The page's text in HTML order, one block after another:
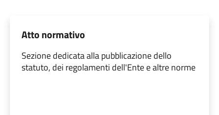
Atto normativo
Sezione dedicata alla pubblicazione dello
statuto, dei regolamenti dell'Ente e altre norme